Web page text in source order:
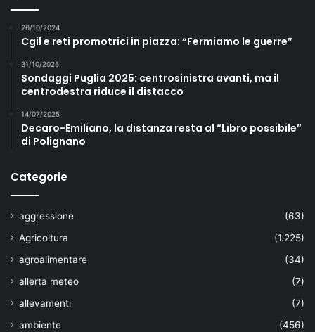
26/10/2024
Cgil e reti promotrici in piazza: “Fermiamo le guerre”
31/10/2025
Sondaggi Puglia 2025: centrosinistra avanti, ma il
centrodestra riduce il distacco
14/07/2025
Decaro-Emiliano, la distanza resta al “Libro possibile”
di Polignano
Categorie
aggressione
(63)
Agricoltura
(1.225)
agroalimentare
(34)
allerta meteo
(7)
allevamenti
(7)
ambiente
(456)